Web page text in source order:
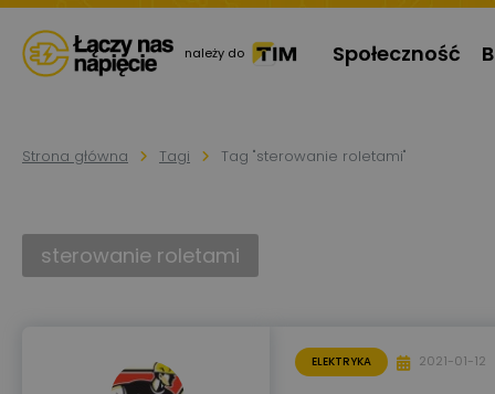
należy do Społeczność
Strona główna Tagi Tag "sterowanie roletami"
sterowanie roletami
ELEKTRYKA 2021-01-12